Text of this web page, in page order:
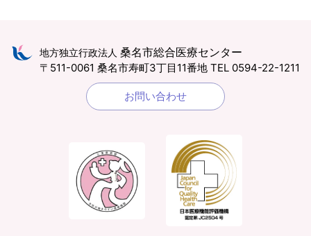
地方独立行政法人 桑名市総合医療センター
〒511-0061 桑名市寿町3丁目11番地 TEL 0594-22-1211
お問い合わせ